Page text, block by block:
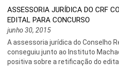
ASSESSORIA JURÍDICA DO CRF
EDITAL PARA CONCURSO
junho 30, 2015
A assessoria jurídica do Conselho
conseguiu junto ao Instituto
positiva sobre a retificação do